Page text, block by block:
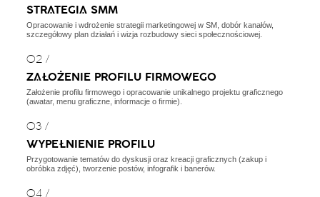
STRATEGIA SMM
Opracowanie i wdrożenie strategii marketingowej w SM, dobór kanałów,
szczegółowy plan działań i wizja rozbudowy sieci społecznościowej.
02 /
ZAŁOŻENIE PROFILU FIRMOWEGO
Założenie profilu firmowego i opracowanie unikalnego projektu graficznego
(awatar, menu graficzne, informacje o firmie).
03 /
WYPEŁNIENIE PROFILU
Przygotowanie tematów do dyskusji oraz kreacji graficznych (zakup i
obróbka zdjęć), tworzenie postów, infografik i banerów.
04 /